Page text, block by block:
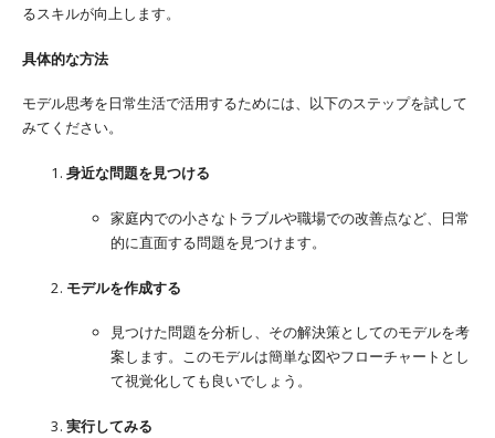
るスキルが向上します。
具体的な方法
モデル思考を日常生活で活用するためには、以下のステップを試して
みてください。
身近な問題を見つける
家庭内での小さなトラブルや職場での改善点など、日常
的に直面する問題を見つけます。
モデルを作成する
見つけた問題を分析し、その解決策としてのモデルを考
案します。このモデルは簡単な図やフローチャートとし
て視覚化しても良いでしょう。
実行してみる